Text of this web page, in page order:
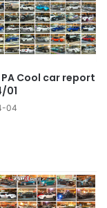
Cool car report
01
04